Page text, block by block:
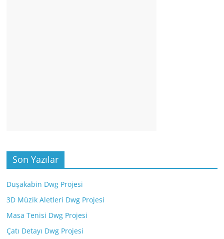
Son Yazılar
Duşakabin Dwg Projesi
3D Müzik Aletleri Dwg Projesi
Masa Tenisi Dwg Projesi
Çatı Detayı Dwg Projesi